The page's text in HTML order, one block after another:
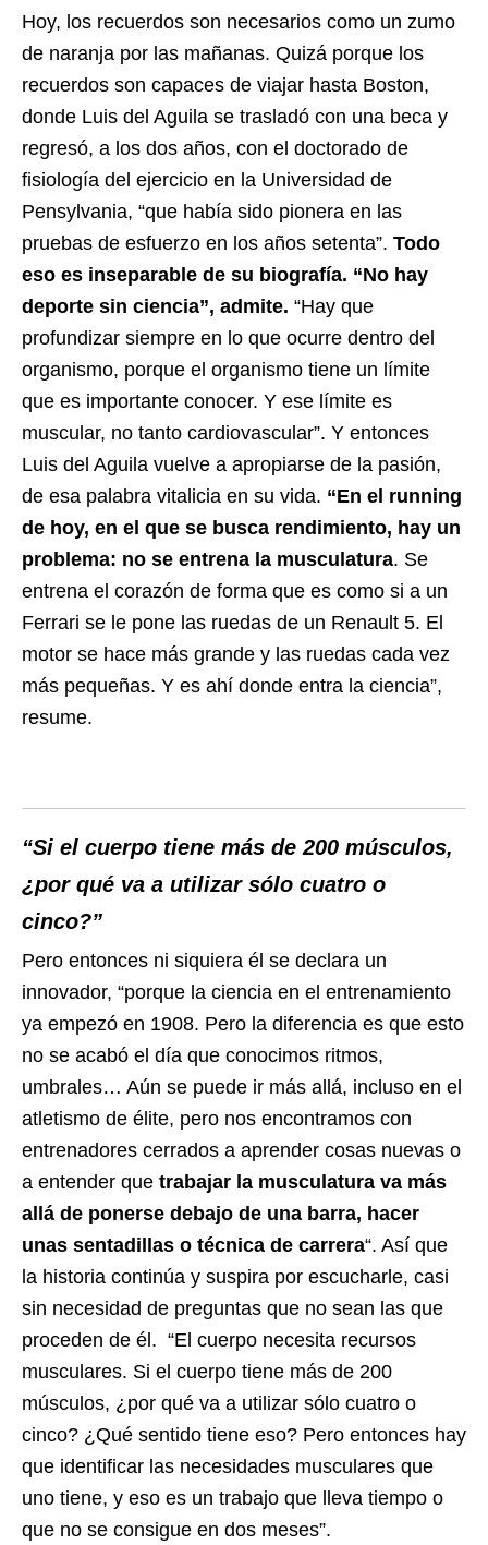
Hoy, los recuerdos son necesarios como un zumo
de naranja por las mañanas. Quizá porque los
recuerdos son capaces de viajar hasta Boston,
donde Luis del Aguila se trasladó con una beca y
regresó, a los dos años, con el doctorado de
fisiología del ejercicio en la Universidad de
Pensylvania, “que había sido pionera en las
pruebas de esfuerzo en los años setenta”. Todo
eso es inseparable de su biografía. “No hay
deporte sin ciencia”, admite. “Hay que
profundizar siempre en lo que ocurre dentro del
organismo, porque el organismo tiene un límite
que es importante conocer. Y ese límite es
muscular, no tanto cardiovascular”. Y entonces
Luis del Aguila vuelve a apropiarse de la pasión,
de esa palabra vitalicia en su vida. “En el running
de hoy, en el que se busca rendimiento, hay un
problema: no se entrena la musculatura. Se
entrena el corazón de forma que es como si a un
Ferrari se le pone las ruedas de un Renault 5. El
motor se hace más grande y las ruedas cada vez
más pequeñas. Y es ahí donde entra la ciencia”,
resume.
“Si el cuerpo tiene más de 200 músculos,
¿por qué va a utilizar sólo cuatro o
cinco?”
Pero entonces ni siquiera él se declara un
innovador, “porque la ciencia en el entrenamiento
ya empezó en 1908. Pero la diferencia es que esto
no se acabó el día que conocimos ritmos,
umbrales… Aún se puede ir más allá, incluso en el
atletismo de élite, pero nos encontramos con
entrenadores cerrados a aprender cosas nuevas o
a entender que trabajar la musculatura va más
allá de ponerse debajo de una barra, hacer
unas sentadillas o técnica de carrera“. Así que
la historia continúa y suspira por escucharle, casi
sin necesidad de preguntas que no sean las que
proceden de él. “El cuerpo necesita recursos
musculares. Si el cuerpo tiene más de 200
músculos, ¿por qué va a utilizar sólo cuatro o
cinco? ¿Qué sentido tiene eso? Pero entonces hay
que identificar las necesidades musculares que
uno tiene, y eso es un trabajo que lleva tiempo o
que no se consigue en dos meses”.